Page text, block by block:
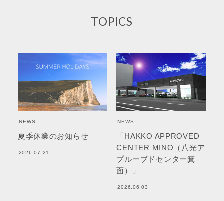
TOPICS
NEWS
夏季休業のお知らせ
2026.07.21
NEWS
「HAKKO APPROVED
CENTER MINO（八光ア
プルーブドセンター箕
面）」
2026.06.03